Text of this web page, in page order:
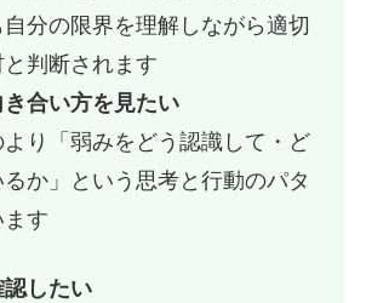
分の限界を理解しながら適切
判断されます
合い方を見たい
り「弱みをどう認識して・ど
か」という思考と行動のパタ
す
したい